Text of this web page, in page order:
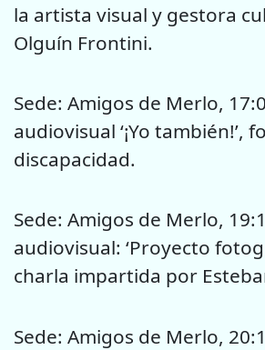
la artista visual y gestora
Olguín Frontini.
Sede: Amigos de Merlo,
audiovisual ‘¡Yo también!’,
discapacidad.
Sede: Amigos de Merlo,
audiovisual: ‘Proyecto
charla impartida por
Sede: Amigos de Merlo,